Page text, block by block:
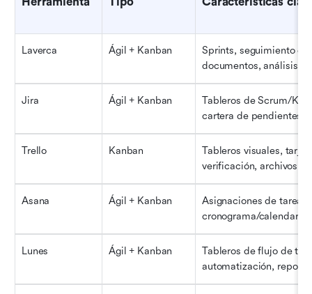
Laverca Ágil + Kanban
Sprints, seguimiento de
documentos, análisis
Jira Ágil + Kanban
Tableros de Scrum/
cartera de pendientes,
Trello Kanban
Tableros visuales,
verificación, archivos
Asana Ágil + Kanban
Asignaciones de tareas,
cronograma/
Lunes Ágil + Kanban
Tableros de flujo de
automatización,